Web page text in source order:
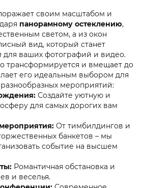
своим масштабом и
панорамному остеклению,
светом, а из окон
вид, который станет
ваших фотографий и видео.
трансформируется и вмещает до
его идеальным выбором для
мероприятий:
Создайте уютную и
для самых дорогих вам
От тимбилдингов и
банкетов – мы
событие на высшем
Романтичная обстановка и
и веселья.